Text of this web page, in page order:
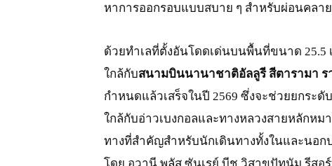
หาการออกรอบแบบสบาย ๆ สำหรับผ่อนคลา
ด้วยทำเลที่ตั้งอันโดดเด่นบนพื้นที่ขนาด 25.5
ใกล้กับสนามบินนานาชาติอัลลูรี สีตารามา ร
กำหนดแล้วเสร็จในปี 2569 ซึ่งจะช่วยยกระ
ใกล้กับอ่าวเบงกอลและทางหลวงสายหลักหม
ทางที่สำคัญสำหรับนักเดินทางทั้งในและนอก